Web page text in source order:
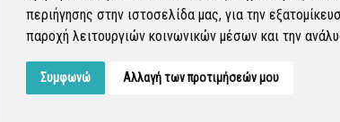
περιήγησης στην ιστοσελίδα μας, για την
παροχή λειτουργιών κοινωνικών μέσων και την
Συμφωνώ Αλλαγή των προτιμήσεών μου
Εμφανίζονται